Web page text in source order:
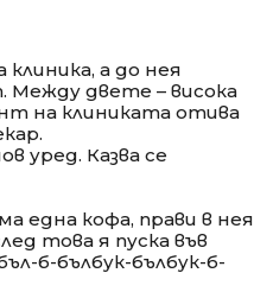
а до нея
Между двете – висока
на клиниката отива
уред. Казва се
една кофа, прави в нея
това я пуска във
б-бълбук-бълбук-б-